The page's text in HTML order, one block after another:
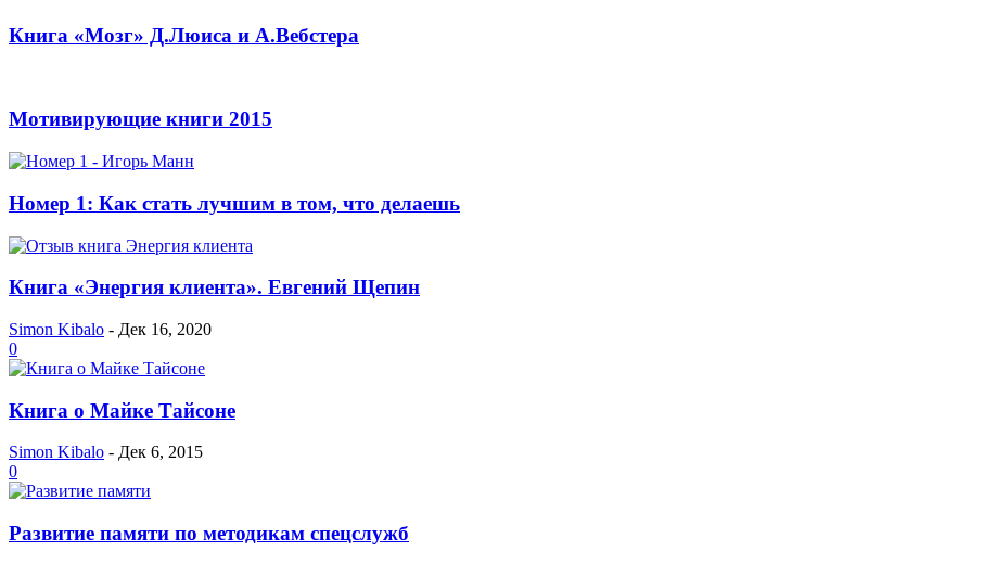
Книга «Мозг» Д.Люиса и А.Вебстера
Мотивирующие книги 2015
Номер 1: Как стать лучшим в том, что делаешь
Книга «Энергия клиента». Евгений Щепин
Simon Kibalo - Дек 16, 2020
0
Книга о Майке Тайсоне
Simon Kibalo - Дек 6, 2015
0
Развитие памяти по методикам спецслужб